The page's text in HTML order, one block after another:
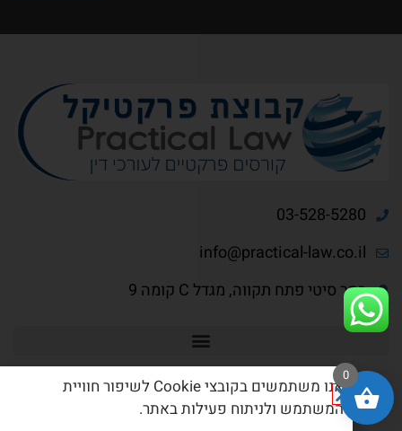
03-528-5280
info@practical-law.co.il
בסר סיטי פתח תקווה, מגדל C קומה 9
0
אנו משתמשים בקובצי Cookie לשיפור חוויית
המשתמש ולניתוח פעילות באתר.